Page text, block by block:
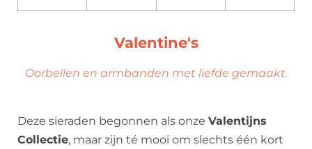
Valentine's
Oorbellen en armbanden met liefde gemaakt.
Deze sieraden begonnen als onze Valentijns
Collectie, maar zijn té mooi om slechts één kort